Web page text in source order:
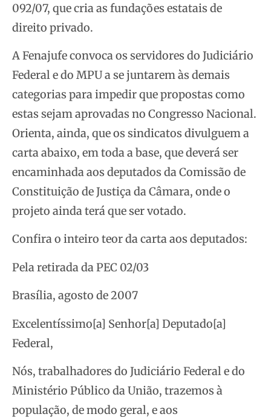
092/07, que cria as fundações estatais de
direito privado.
A Fenajufe convoca os servidores do Judiciário
Federal e do MPU a se juntarem às demais
categorias para impedir que propostas como
estas sejam aprovadas no Congresso Nacional.
Orienta, ainda, que os sindicatos divulguem a
carta abaixo, em toda a base, que deverá ser
encaminhada aos deputados da Comissão de
Constituição de Justiça da Câmara, onde o
projeto ainda terá que ser votado.
Confira o inteiro teor da carta aos deputados:
Pela retirada da PEC 02/03
Brasília, agosto de 2007
Excelentíssimo[a] Senhor[a] Deputado[a]
Federal,
Nós, trabalhadores do Judiciário Federal e do
Ministério Público da União, trazemos à
população, de modo geral, e aos